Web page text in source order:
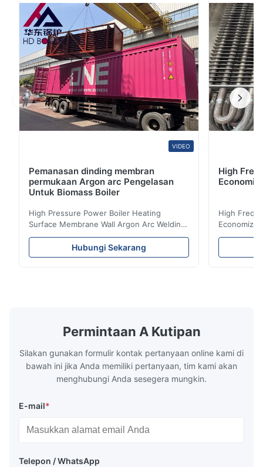
uap listrik.Ditambah dengan rangkaian luas permukaan
pemanas, HD ...
VIDEO
Pemanasan dinding membran
permukaan Argon arc Pengelasan
Untuk Biomass Boiler
High Pressure Power Boiler Heating
Surface Membrane Wall Argon Arc Welding
For Biomass Boiler Product Introduction
Water wall panels with pins usually laid
vertically on the inner wall of the furnace
the basic component of boiler water
circulation loop.Because of both cooling
Hubungi Sekarang
High
High
Product
industrial
Permintaan A Kutipan
Silakan gunakan formulir kontak pertanyaan online kami di
bawah ini jika Anda memiliki pertanyaan, tim kami akan
menghubungi Anda sesegera mungkin.
E-mail*
Telepon / WhatsApp